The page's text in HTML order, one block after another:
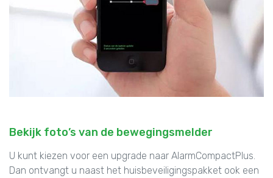
Bekijk foto’s van de bewegingsmelder
U kunt kiezen voor een upgrade naar AlarmCompactPlus.
Dan ontvangt u naast het huisbeveiligingspakket ook een